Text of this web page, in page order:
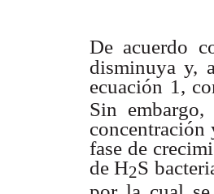
De acuerdo
disminuya y,
ecuación 1,
Sin
concentración
fase de
de H2S